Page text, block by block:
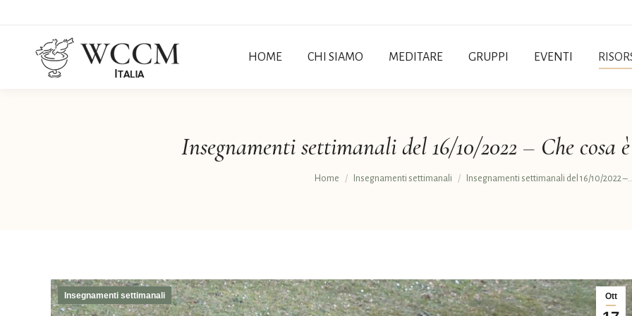
HOME CHI SIAMO MEDITARE GRUPPI EVENTI
Insegnamenti settimanali del 16/10/2022 – Che cosa
Tu sei qui:
Home Insegnamenti settimanali Insegnamenti settimanali del 16/10/2022
Ott
Insegnamenti settimanali